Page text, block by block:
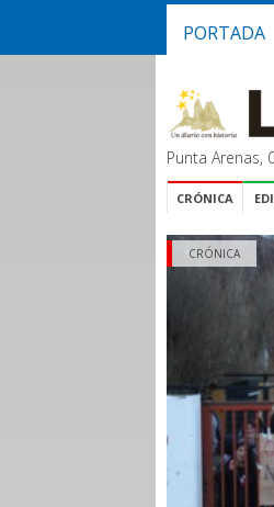
PORTADA
Punta Arenas,
CRÓNICA
CRÓNICA